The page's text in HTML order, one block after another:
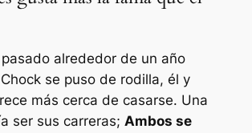
alrededor de un año
se puso de rodilla, él y
más cerca de casarse. Una
ser sus carreras; Ambos se